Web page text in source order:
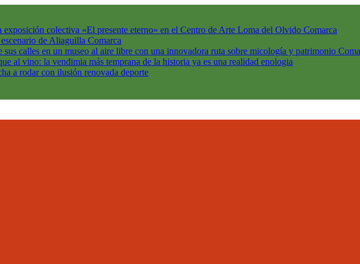
exposición colectiva «El presente eterno» en el Centro de Arte Loma del Olvido Comarca
de Aliaguilla Comarca
sus calles en un museo al aire libre con una innovadora ruta sobre micología y patrimonio
al vino: la vendimia más temprana de la historia ya es una realidad enologia
a rodar con ilusión renovada deporte